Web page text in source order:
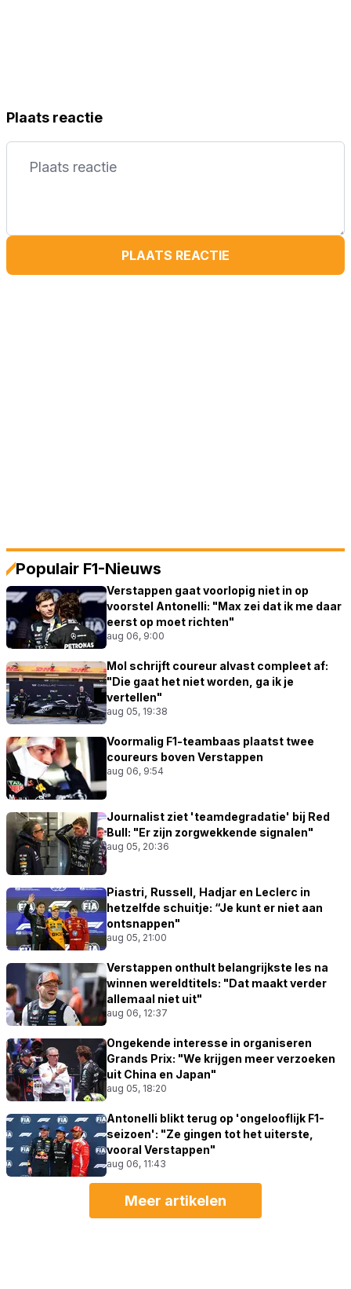
Plaats reactie
PLAATS REACTIE
Populair F1-Nieuws
Verstappen gaat voorlopig niet in op
voorstel Antonelli: "Max zei dat ik me daar
eerst op moet richten"
aug 06, 9:00
Mol schrijft coureur alvast compleet af:
"Die gaat het niet worden, ga ik je
vertellen"
aug 05, 19:38
Voormalig F1-teambaas plaatst twee
coureurs boven Verstappen
aug 06, 9:54
Journalist ziet 'teamdegradatie' bij Red
Bull: "Er zijn zorgwekkende signalen"
aug 05, 20:36
Piastri, Russell, Hadjar en Leclerc in
hetzelfde schuitje: “Je kunt er niet aan
ontsnappen"
aug 05, 21:00
Verstappen onthult belangrijkste les na
winnen wereldtitels: "Dat maakt verder
allemaal niet uit"
aug 06, 12:37
Ongekende interesse in organiseren
Grands Prix: "We krijgen meer verzoeken
uit China en Japan"
aug 05, 18:20
Antonelli blikt terug op 'ongelooflijk F1-
seizoen': "Ze gingen tot het uiterste,
vooral Verstappen"
aug 06, 11:43
Meer artikelen